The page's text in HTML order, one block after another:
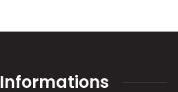
Informations